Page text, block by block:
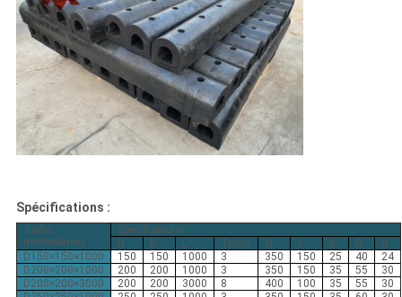
Spécifications :
Taille
(millimètres)
Spécifications
H
B L Trous Q c h D
d
D150×150×1000
150 150 1000 3 350 150 25 40
24
D200×200×1000
200 200 1000 3 350 150 35 55
30
D200×200×3000
200 200 3000 8 400 100 35 55
30